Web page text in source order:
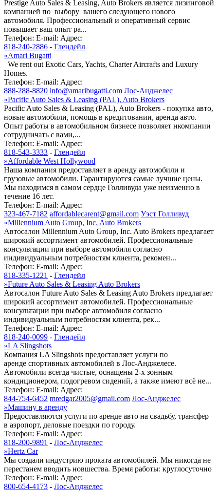
Prestige Auto Sales & Leasing, Auto Brokers является лизинговой
компанией по выбору вашего следующего нового
автомобиля. Профессиональный и оперативный сервис
повышает ваш опыт ра...
Телефон: E-mail: Адрес:
818-240-2886 - Глендейл
»Amari Bugatti
We rent out Exotic Cars, Yachts, Charter Aircrafts and Luxury
Homes.
Телефон: E-mail: Адрес:
888-288-8820 info@amaribugatti.com Лос-Анджелес
»Pacific Auto Sales & Leasing (PAL), Auto Brokers
Pacific Auto Sales & Leasing (PAL), Auto Brokers - покупка авто,
новые автомобили, помощь в кредитовании, аренда авто.
Опыт работы в автомобильном бизнесе позволяет нкомпании
сотрудничать с вами,...
Телефон: E-mail: Адрес:
818-543-3333 - Глендейл
»Affordable West Hollywood
Наша компания предоставляет в аренду автомобили и
грузовые автомобили. Гарантируются самые лучшие цены.
Мы находимся в самом сердце Голливуда уже неизменно в
течение 16 лет.
Телефон: E-mail: Адрес:
323-467-7182 affordablecarent@gmail.com Уэст Голливуд
»Millennium Auto Group, Inc. Auto Brokers
Автосалон Millennium Auto Group, Inc. Auto Brokers предлагает
широкий ассортимент автомобилей. Профессиональные
консультации при выборе автомобиля согласно
индивидуальным потребностям клиента, рекомен...
Телефон: E-mail: Адрес:
818-335-1221 - Глендейл
»Future Auto Sales & Leasing Auto Brokers
Автосалон Future Auto Sales & Leasing Auto Brokers предлагает
широкий ассортимент автомобилей. Профессиональные
консультации при выборе автомобиля согласно
индивидуальным потребностям клиента, рек...
Телефон: E-mail: Адрес:
818-240-0099 - Глендейл
»LA Slingshots
Компания LA Slingshots предоставляет услуги по
аренде спортивных автомобилей в Лос-Анджелесе.
Автомобили всегда чистые, оснащены 2-х зонным
кондиционером, подогревом сидений, а также имеют всё не...
Телефон: E-mail: Адрес:
844-754-6452 mredgar2005@gmail.com Лос-Анджелес
»Машину в аренду
Предоставляются услуги по аренде авто на свадьбу, трансфер
в аэропорт, деловые поездки по городу.
Телефон: E-mail: Адрес:
818-200-9891 - Лос-Анджелес
»Hertz Car
Мы создали индустрию проката автомобилей. Мы никогда не
перестанем вводить новшества. Время работы: круглосуточно
Телефон: E-mail: Адрес:
800-654-4173 - Лос-Анджелес